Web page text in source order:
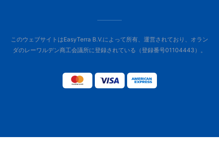
このウェブサイトはEasyTerra B.V.によって所有、運営されており、オラン
ダのレーワルデン商工会議所に登録されている（登録番号01104443）。